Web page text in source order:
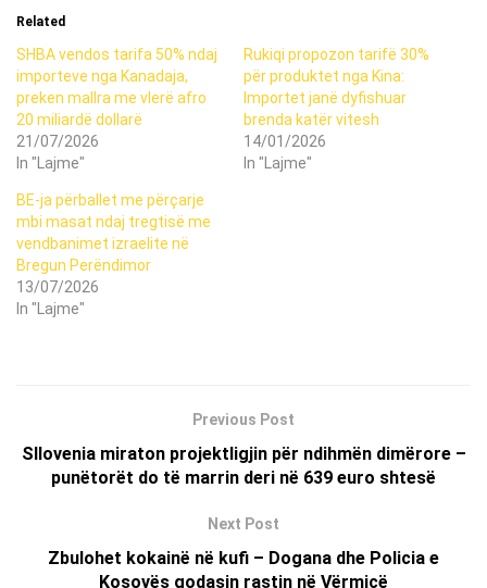
Related
SHBA vendos tarifa 50% ndaj
importeve nga Kanadaja,
preken mallra me vlerë afro
20 miliardë dollarë
21/07/2026
In "Lajme"
Rukiqi propozon tarifë 30%
për produktet nga Kina:
Importet janë dyfishuar
brenda katër vitesh
14/01/2026
In "Lajme"
BE-ja përballet me përçarje
mbi masat ndaj tregtisë me
vendbanimet izraelite në
Bregun Perëndimor
13/07/2026
In "Lajme"
Previous Post
Sllovenia miraton projektligjin për ndihmën dimërore –
punëtorët do të marrin deri në 639 euro shtesë
Next Post
Zbulohet kokainë në kufi – Dogana dhe Policia e
Kosovës godasin rastin në Vërmicë